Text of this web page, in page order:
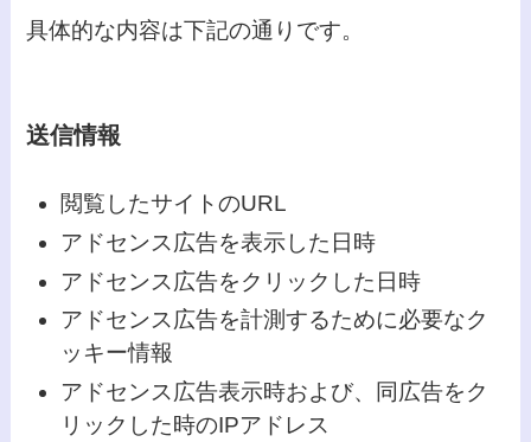
具体的な内容は下記の通りです。
送信情報
閲覧したサイトのURL
アドセンス広告を表示した日時
アドセンス広告をクリックした日時
アドセンス広告を計測するために必要なク
ッキー情報
アドセンス広告表示時および、同広告をク
リックした時のIPアドレス